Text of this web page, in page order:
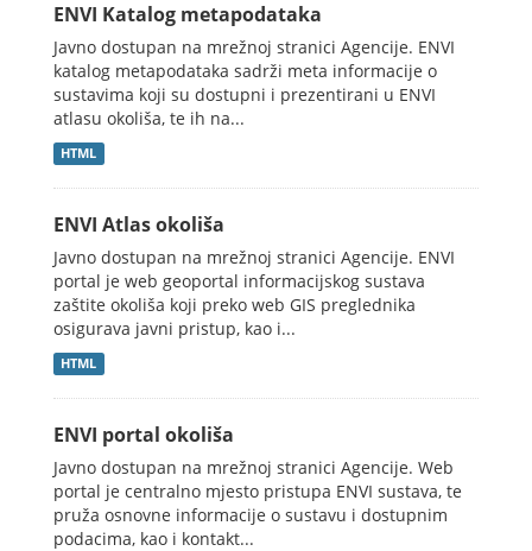
ENVI Katalog metapodataka
Javno dostupan na mrežnoj stranici Agencije. ENVI
katalog metapodataka sadrži meta informacije o
sustavima koji su dostupni i prezentirani u ENVI
atlasu okoliša, te ih na...
HTML
ENVI Atlas okoliša
Javno dostupan na mrežnoj stranici Agencije. ENVI
portal je web geoportal informacijskog sustava
zaštite okoliša koji preko web GIS preglednika
osigurava javni pristup, kao i...
HTML
ENVI portal okoliša
Javno dostupan na mrežnoj stranici Agencije. Web
portal je centralno mjesto pristupa ENVI sustava, te
pruža osnovne informacije o sustavu i dostupnim
podacima, kao i kontakt...